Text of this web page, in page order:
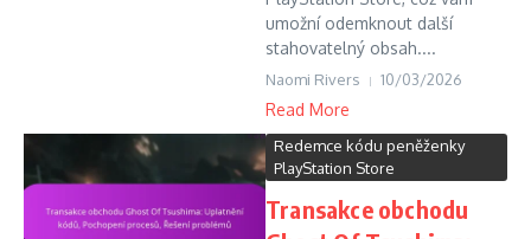
umožní odemknout další
stahovatelný obsah....
Naomi Rivers 10/03/2026
Read More
Redemce kódu peněženky
PlayStation Store
Transakce obchodu